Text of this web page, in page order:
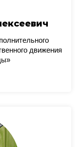
движения